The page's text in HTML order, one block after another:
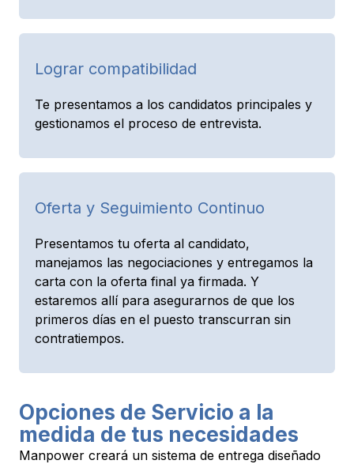
Lograr compatibilidad
Te presentamos a los candidatos principales y
gestionamos el proceso de entrevista.
Oferta y Seguimiento Continuo
Presentamos tu oferta al candidato,
manejamos las negociaciones y entregamos la
carta con la oferta final ya firmada. Y
estaremos allí para asegurarnos de que los
primeros días en el puesto transcurran sin
contratiempos.
Opciones de Servicio a la
medida de tus necesidades
Manpower creará un sistema de entrega diseñado